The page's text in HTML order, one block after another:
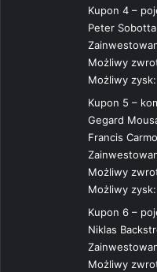
Kupon 4 –
Peter
Możliwy
Możliwy zysk:
Kupon 5 –
Gegard
Francis
Możliwy
Możliwy zysk:
Kupon 6 –
Niklas
Możliwy